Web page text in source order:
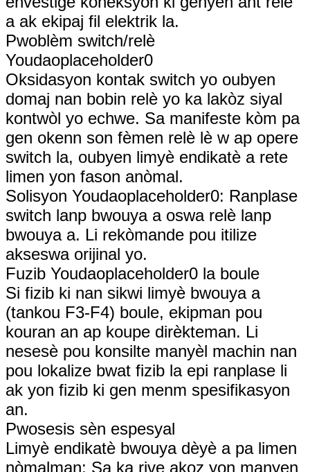
a ak ekipaj fil elektrik la.
Pwoblèm switch/relè
Youdaoplaceholder0
Oksidasyon kontak switch yo oubyen
domaj nan bobin relè yo ka lakòz siyal
kontwòl yo echwe. Sa manifeste kòm pa
gen okenn son fèmen relè lè w ap opere
switch la, oubyen limyè endikatè a rete
limen yon fason anòmal.
Solisyon Youdaoplaceholder0: Ranplase
switch lanp bwouya a oswa relè lanp
bwouya a. Li rekòmande pou itilize
akseswa orijinal yo.
Fuzib Youdaoplaceholder0 la boule
Si fizib ki nan sikwi limyè bwouya a
(tankou F3-F4) boule, ekipman pou
kouran an ap koupe dirèkteman. Li
nesesè pou konsilte manyèl machin nan
pou lokalize bwat fizib la epi ranplase li
ak yon fizib ki gen menm spesifikasyon
an.
Pwosesis sèn espesyal
Limyè endikatè bwouya dèyè a pa limen
nòmalman: Sa ka rive akoz yon manyen